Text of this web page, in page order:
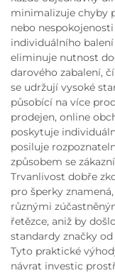
minimalizuje chyby
nebo
individuálního
eliminuje nutnost
darového zabalení,
se udržují vysoké
působící na více
prodejen, online
poskytuje
posiluje
způsobem se
Trvanlivost dobře
pro šperky
různými
řetězce, aniž by
standardy značky
Tyto praktické
návrat investic